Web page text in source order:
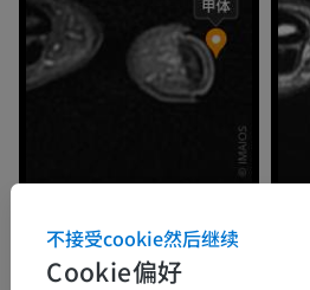
Cookie偏好
不接受cookie然后继续